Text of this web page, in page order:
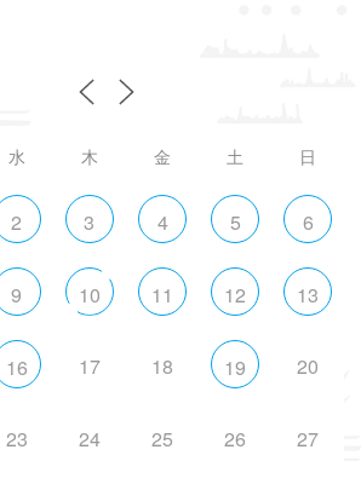
水 木 金 土 日
2 3 4 5 6
9 10 11 12 13
16 17 18 19 20
23 24 25 26 27